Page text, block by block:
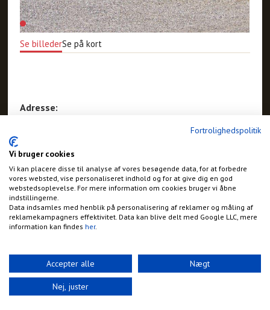
Fortrolighedspolitik
Vi bruger cookies
Vi kan placere disse til analyse af vores besøgende data, for at forbedre
vores websted, vise personaliseret indhold og for at give dig en god
webstedsoplevelse. For mere information om cookies bruger vi åbne
indstillingerne.
Data indsamles med henblik på personalisering af reklamer og måling af
reklamekampagners effektivitet. Data kan blive delt med Google LLC, mere
information kan findes her.
Accepter alle Nægt
Nej, juster
Se billederSe på kort
Adresse: